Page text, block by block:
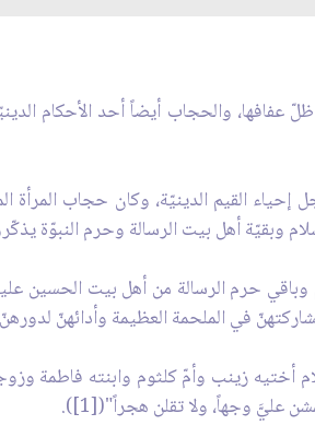
ظلّ عفافها، والحجاب أيضاً أحد
القيم الدينيّة، وكان حجاب
وبقيّة أهل بيت الرسالة وحرم النبوّة
وباقي حرم الرسالة من أهل بيت الحسين
في الملحمة العظيمة وأدائهنّ
أختيه زينب وأمّ كلثوم وابنته فاطمة
عليَّ وجهاً، ولا تقلن هجراً"([1]).